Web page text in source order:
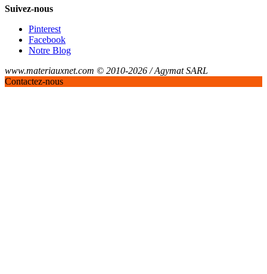
Suivez-nous
Pinterest
Facebook
Notre Blog
www.materiauxnet.com © 2010-2026 / Agymat SARL
Contactez-nous